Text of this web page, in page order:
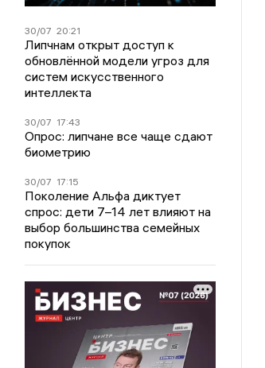
30/07 20:21
Липчнам открыт доступ к
обновлённой модели угроз для
систем искусственного
интеллекта
30/07 17:43
Опрос: липчане все чаще сдают
биометрию
30/07 17:15
Поколение Альфа диктует
спрос: дети 7–14 лет влияют на
выбор большинства семейных
покупок